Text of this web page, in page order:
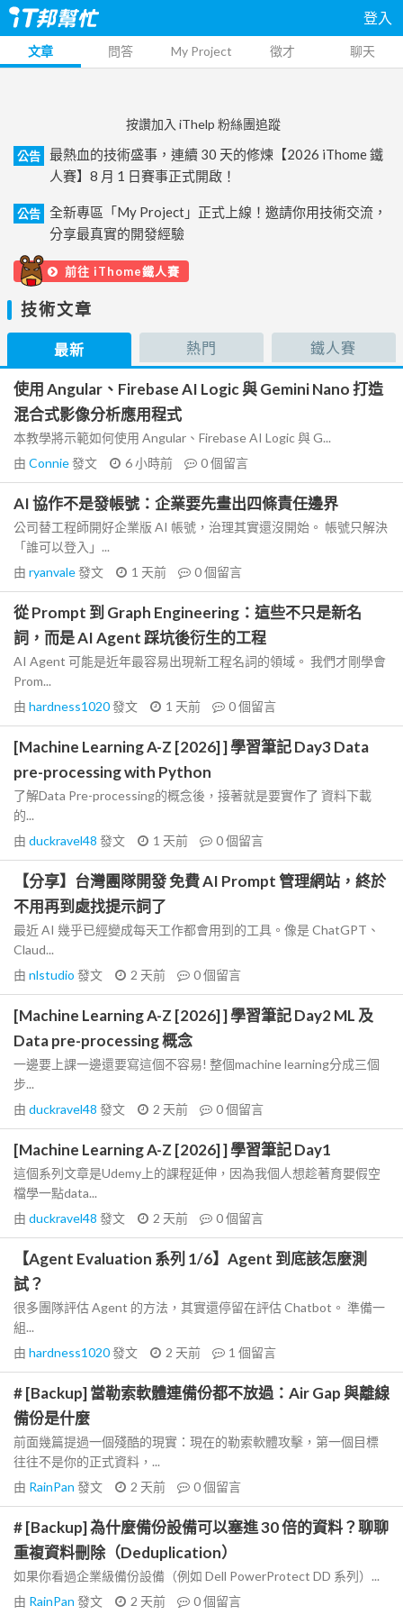
登入
文章 問答 My Project 徵才 聊天
按讚加入 iThelp 粉絲團追蹤
公告
最熱血的技術盛事，連續 30 天的修煉【2026 iThome 鐵
人賽】8 月 1 日賽事正式開啟！
公告
全新專區「My Project」正式上線！邀請你用技術交流，
分享最真實的開發經驗
前往 iThome鐵人賽
技術文章
最新 熱門 鐵人賽
使用 Angular、Firebase AI Logic 與 Gemini Nano 打造
混合式影像分析應用程式
本教學將示範如何使用 Angular、Firebase AI Logic 與 G...
由 Connie發文 6 小時前 0個留言
AI 協作不是發帳號：企業要先畫出四條責任邊界
公司替工程師開好企業版 AI 帳號，治理其實還沒開始。 帳號只解決
「誰可以登入」...
由 ryanvale發文 1 天前 0個留言
從 Prompt 到 Graph Engineering：這些不只是新名
詞，而是 AI Agent 踩坑後衍生的工程
AI Agent 可能是近年最容易出現新工程名詞的領域。 我們才剛學會
Prom...
由 hardness1020發文 1 天前 0個留言
[Machine Learning A-Z [2026] ] 學習筆記 Day3 Data
pre-processing with Python
了解Data Pre-processing的概念後，接著就是要實作了 資料下載
的...
由 duckravel48 發文 1 天前 0個留言
【分享】台灣團隊開發 免費 AI Prompt 管理網站，終於
不用再到處找提示詞了
最近 AI 幾乎已經變成每天工作都會用到的工具。像是 ChatGPT、
Claud...
由 nlstudio 發文 2 天前 0個留言
[Machine Learning A-Z [2026] ] 學習筆記 Day2 ML 及
Data pre-processing 概念
一邊要上課一邊還要寫這個不容易! 整個machine learning分成三個
步...
由 duckravel48 發文 2 天前 0個留言
[Machine Learning A-Z [2026] ] 學習筆記 Day1
這個系列文章是Udemy上的課程延伸，因為我個人想趁著育嬰假空
檔學一點data...
由 duckravel48 發文 2 天前 0個留言
【Agent Evaluation 系列 1/6】Agent 到底該怎麼測
試？
很多團隊評估 Agent 的方法，其實還停留在評估 Chatbot。 準備一
組...
由 hardness1020發文 2 天前 1 個留言
# [Backup] 當勒索軟體連備份都不放過：Air Gap 與離線
備份是什麼
前面幾篇提過一個殘酷的現實：現在的勒索軟體攻擊，第一個目標
往往不是你的正式資料，...
由 RainPan 發文 2 天前 0個留言
# [Backup] 為什麼備份設備可以塞進 30 倍的資料？聊聊
重複資料刪除（Deduplication）
如果你看過企業級備份設備（例如 Dell PowerProtect DD 系列）...
由 RainPan 發文 2 天前 0個留言